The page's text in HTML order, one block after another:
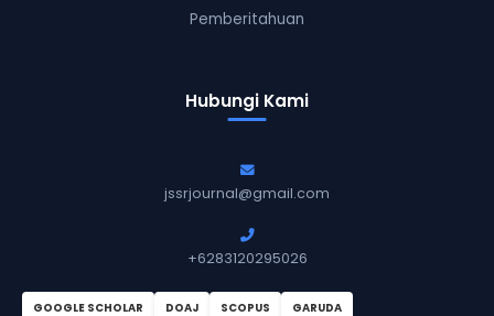
Pemberitahuan
Hubungi Kami
jssrjournal@gmail.com
+6283120295026
GOOGLE SCHOLAR DOAJ SCOPUS GARUDA